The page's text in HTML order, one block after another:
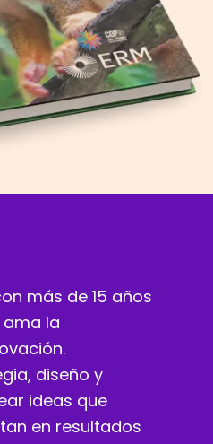
más de 15 años
ama la
diseño y
ideas que
en resultados